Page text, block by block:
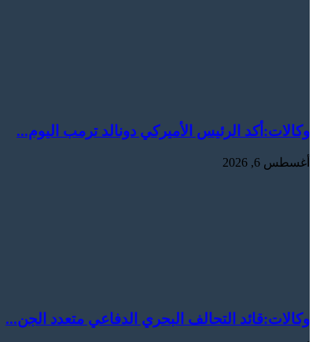
وكالات:‏أكد الرئيس الأميركي دونالد ترمب اليوم...
أغسطس 6, 2026
وكالات:قائد التحالف البحري الدفاعي متعدد الجن...